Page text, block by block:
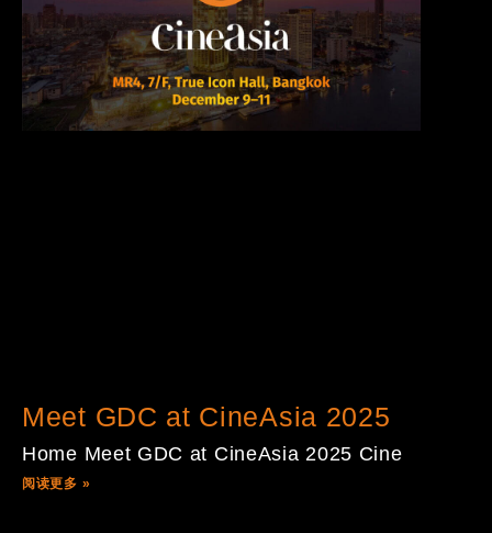
Meet GDC at CineAsia 2025
Home Meet GDC at CineAsia 2025 Cine
阅读更多 »